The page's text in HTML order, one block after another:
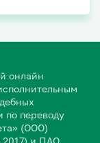
онлайн
по переводу
(ООО)
и ПАО